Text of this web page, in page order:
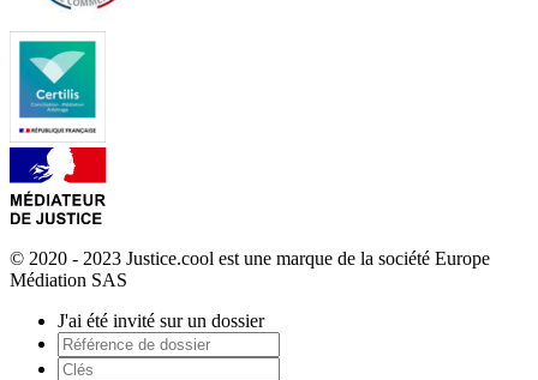
© 2020 - 2023 Justice.cool est une marque de la société Europe
Médiation SAS
J'ai été invité sur un dossier